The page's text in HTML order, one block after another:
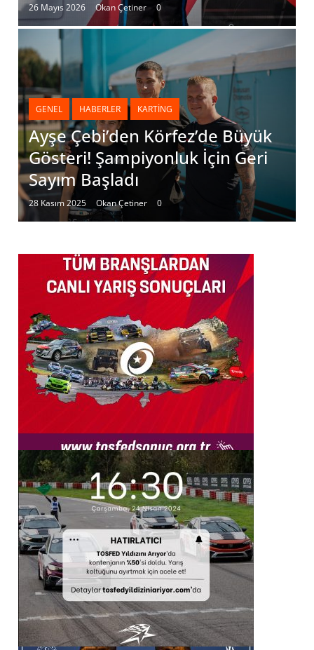
26 Mayıs 2026 Okan Çetiner 0
GENEL HABERLER KARTING
Ayşe Çebi’den Körfez’de Büyük
Gösteri! Şampiyonluk İçin Geri
Sayım Başladı
28 Kasım 2025 Okan Çetiner 0